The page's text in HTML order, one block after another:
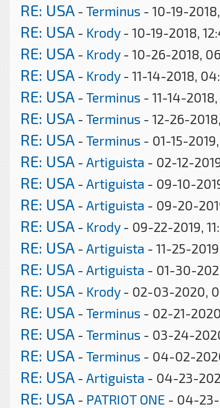
RE: USA - Terminus - 10-19-
RE: USA - Krody- 10-19-2018,
RE: USA - Krody- 10-26-2018,
RE: USA - Krody- 11-14-2018,
RE: USA - Terminus - 11-14-
RE: USA - Terminus - 12-26-
RE: USA - Terminus - 01-15-
RE: USA - Artiguista - 02-12-
RE: USA - Artiguista - 09-10-
RE: USA - Artiguista - 09-20-
RE: USA - Krody- 09-22-2019,
RE: USA - Artiguista - 11-25-
RE: USA - Artiguista - 01-30-
RE: USA - Krody- 02-03-2020,
RE: USA - Terminus - 02-21-
RE: USA - Terminus - 03-24-
RE: USA - Terminus - 04-02-
RE: USA - Artiguista - 04-23-
RE: USA - PATRIOT ONE - 04-23-